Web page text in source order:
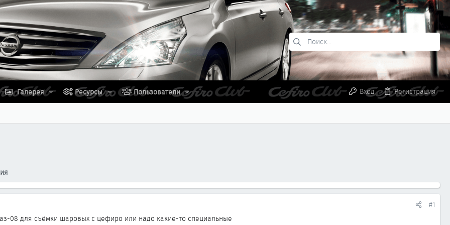
Галерея Ресурсы Пользователи Вход Регистрация
#1
08 для съёмки шаровых с цефиро или надо какие-то специальные